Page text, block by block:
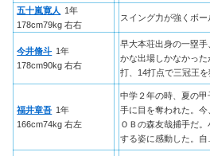
五十嵐寛人
1年
178cm79kg 右右
スイング力が強くボ
今井脩斗 1年
178cm90kg 右右
早大本荘出身の一塁
かな出場しかなかっ
打、14打点で三冠王を
福井章吾 1年
166cm74kg 右左
中学２年の時、夏の
手に目を奪われた。
ＯＢの森友哉捕手だ
する姿に感動した。自